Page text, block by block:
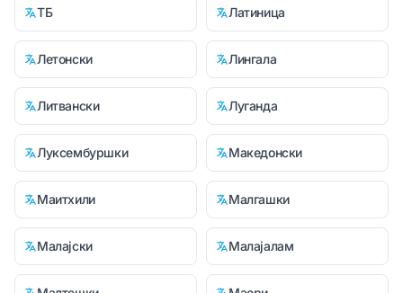
ТБ Латиница
Летонски Лингала
Литвански Луганда
Луксембуршки Македонски
Маитхили Малгашки
Малајски Малајалам